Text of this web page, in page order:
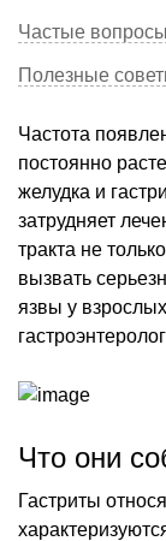
Частые вопросы
Полезные
Частота
постоянно
желудка и
затрудняет
тракта не
вызвать
язвы у
Что они
Гастриты